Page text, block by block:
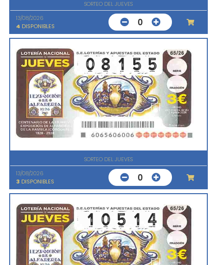
SORTEO DEL JUEVES
13/08/2026
4 DISPONIBLES 0
SORTEO DEL JUEVES
13/08/2026
3 DISPONIBLES 0